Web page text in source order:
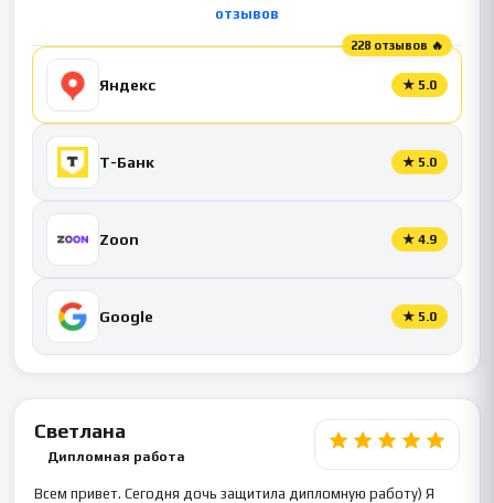
отзывов
228 отзывов 🔥
Яндекс ★ 5.0
Т-Банк ★ 5.0
Zoon ★ 4.9
Google ★ 5.0
Светлана
Дипломная работа
Всем привет. Сегодня дочь защитила дипломную работу) Я